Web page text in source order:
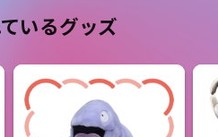
いるグッズ